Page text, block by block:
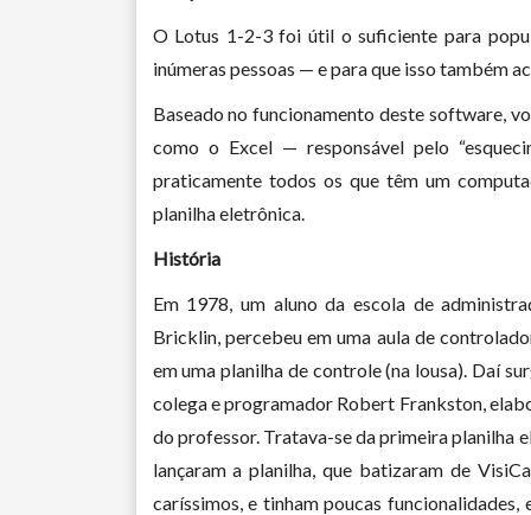
O Lotus 1-2-3 foi útil o suficiente para
inúmeras pessoas — e para que isso também
Baseado no funcionamento deste software,
como o Excel — responsável pelo
praticamente todos os que têm um
planilha eletrônica.
História
Em 1978, um aluno da escola de
Bricklin, percebeu em uma aula de
em uma planilha de controle (na lousa). Daí
colega e programador Robert Frankston,
do professor. Tratava-se da primeira planilha
lançaram a planilha, que batizaram de
caríssimos, e tinham poucas